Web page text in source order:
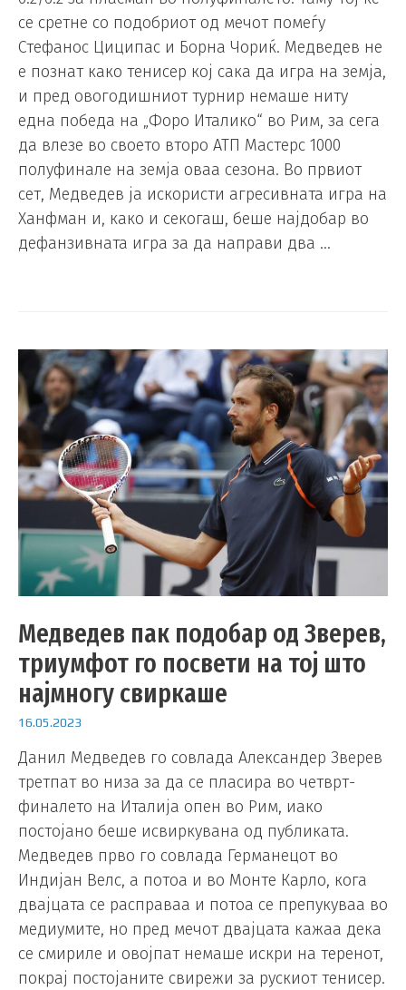
се сретне со подобриот од мечот помеѓу
Стефанос Циципас и Борна Чориќ. Медведев не
е познат како тенисер кој сака да игра на земја,
и пред овогодишниот турнир немаше ниту
една победа на „Форо Италико“ во Рим, за сега
да влезе во своето второ АТП Мастерс 1000
полуфинале на земја оваа сезона. Во првиот
сет, Медведев ја искористи агресивната игра на
Ханфман и, како и секогаш, беше најдобар во
дефанзивната игра за да направи два …
Медведев пак подобар од Зверев,
триумфот го посвети на тој што
најмногу свиркаше
16.05.2023
Данил Медведев го совлада Александер Зверев
третпат во низа за да се пласира во четврт-
финалето на Италија опен во Рим, иако
постојано беше исвиркувана од публиката.
Медведев прво го совлада Германецот во
Индијан Велс, а потоа и во Монте Карло, кога
двајцата се расправаа и потоа се препукуваа во
медиумите, но пред мечот двајцата кажаа дека
се смириле и овојпат немаше искри на теренот,
покрај постојаните свирежи за рускиот тенисер.